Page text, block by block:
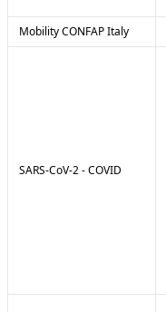
Mobility CONFAP Italy
SARS-CoV-2 - COVID